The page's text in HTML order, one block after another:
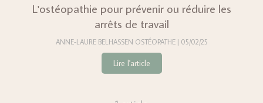
L'ostéopathie pour prévenir ou réduire les
arrêts de travail
ANNE-LAURE BELHASSEN OSTÉOPATHE 05/02/25
Lire l'article